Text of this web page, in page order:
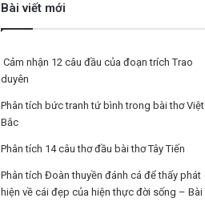
Bài viết mới
Cảm nhận 12 câu đầu của đoạn trích Trao
duyên
Phân tích bức tranh tứ bình trong bài thơ Việt
Bắc
Phân tích 14 câu thơ đầu bài thơ Tây Tiến
Phân tích Đoàn thuyền đánh cá để thấy phát
hiện về cái đẹp của hiện thực đời sống – Bài